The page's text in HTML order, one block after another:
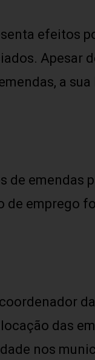
efeitos
Apesar
a
de emendas
de emprego
das
nos